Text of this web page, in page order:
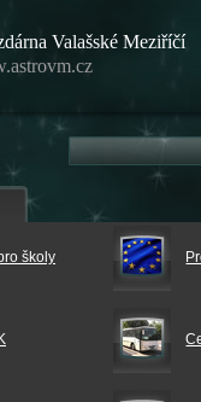
Valašské Meziříčí
školy